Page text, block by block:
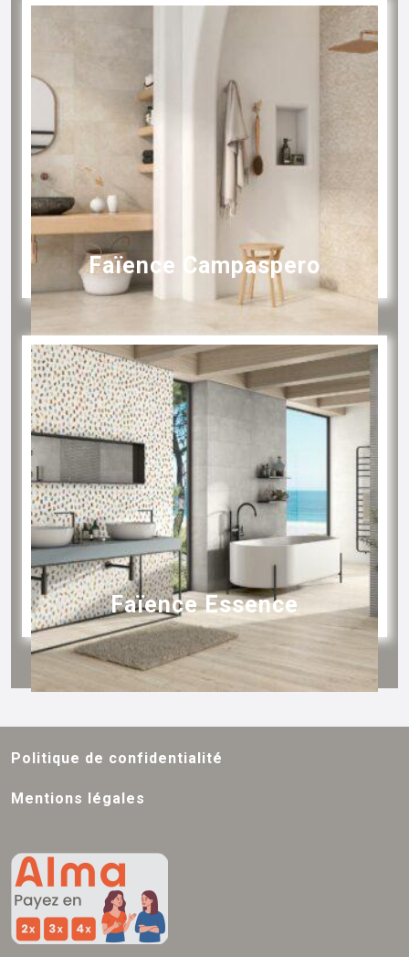
Faïence Campaspero
Faïence Essence
Politique de confidentialité
Mentions légales